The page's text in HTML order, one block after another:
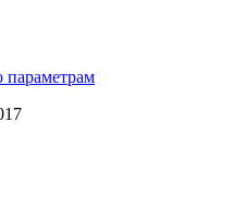
параметрам